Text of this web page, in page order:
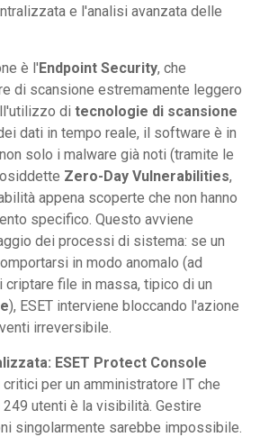
e l'analisi avanzata delle
è l'Endpoint Security, che
di scansione estremamente leggero
di tecnologie di scansione
dati in tempo reale, il software è in
solo i malware già noti (tramite le
Zero-Day Vulnerabilities,
appena scoperte che non hanno
specifico. Questo avviene
dei processi di sistema: se un
in modo anomalo (ad
criptare file in massa, tipico di un
), ESET interviene bloccando l'azione
irreversibile.
ESET Protect Console
per un amministratore IT che
utenti è la visibilità. Gestire
singolarmente sarebbe impossibile.